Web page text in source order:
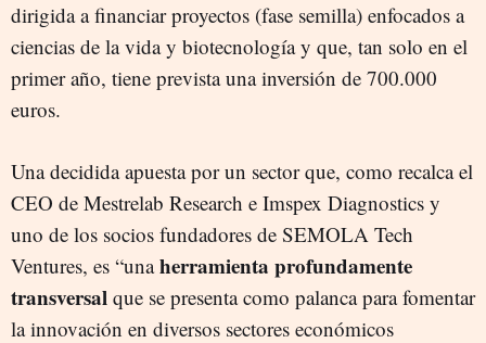
dirigida a financiar proyectos (fase semilla) enfocados a
ciencias de la vida y biotecnología y que, tan solo en el
primer año, tiene prevista una inversión de 700.000
euros.
Una decidida apuesta por un sector que, como recalca el
CEO de Mestrelab Research e Imspex Diagnostics y
uno de los socios fundadores de SEMOLA Tech
Ventures, es “unaherramienta profundamente
transversal que se presenta como palanca para fomentar
la innovación en diversos sectores económicos